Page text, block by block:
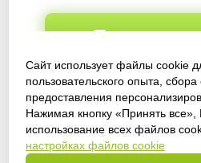
Сайт использует файлы cookie
пользовательского опыта, сбора
предоставления
Нажимая кнопку «Принять все»,
использование всех файлов
настройках файлов cookie
Получить